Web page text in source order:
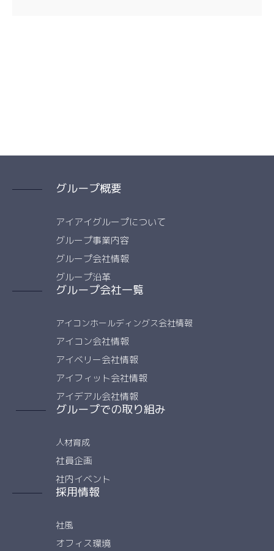
グループ概要
アイアイグループについて
グループ事業内容
グループ会社情報
グループ沿革
グループ会社一覧
アイコンホールディングス会社情報
アイコン会社情報
アイベリー会社情報
アイフィット会社情報
アイデアル会社情報
グループでの取り組み
人材育成
社員企画
社内イベント
採用情報
社風
オフィス環境